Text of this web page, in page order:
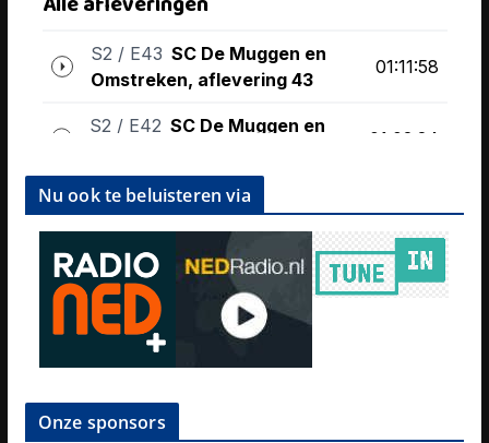
Nu ook te beluisteren via
Onze sponsors